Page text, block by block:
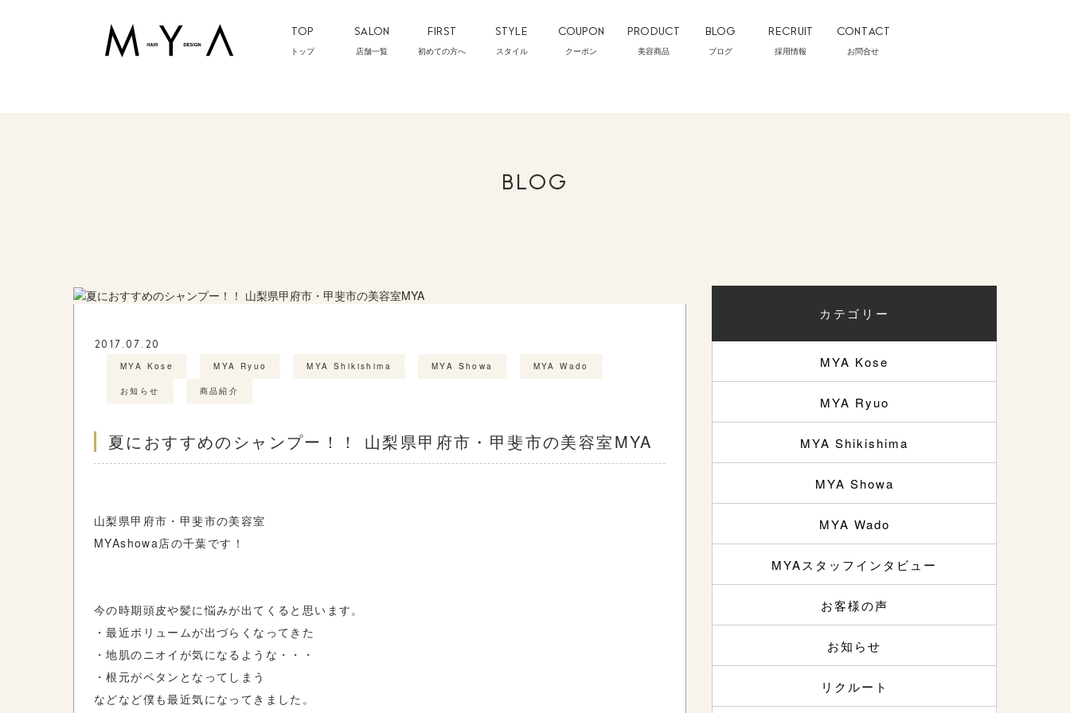
TOP
トップ
SALON
店舗一覧
FIRST
初めての方へ
STYLE
スタイル
COUPON
クーポン
PRODUCT
美容商品
BLOG
ブログ
RECRUIT
採用情報
CONTACT
お問合せ
BLOG
2017.07.20
MYA Kose MYA Ryuo MYA Shikishima MYA Showa MYA Wado
お知らせ 商品紹介
夏におすすめのシャンプー！！ 山梨県甲府市・甲斐市の美容室MYA
山梨県甲府市・甲斐市の美容室
MYAshowa店の千葉です！
今の時期頭皮や髪に悩みが出てくると思います。
・最近ボリュームが出づらくなってきた
・地肌のニオイが気になるような・・・
・根元がペタンとなってしまう
などなど僕も最近気になってきました。
カテゴリー
MYA Kose
MYA Ryuo
MYA Shikishima
MYA Showa
MYA Wado
MYAスタッフインタビュー
お客様の声
お知らせ
リクルート